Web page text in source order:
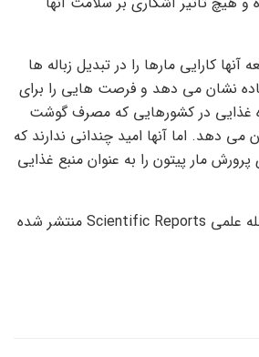
کارایی مارها را در تبدیل زباله ها
نشان می دهد و فرصت هایی را برای
غذایی در کشورهایی که مصرف گوشت
دهد. اما آنها امید چندانی ندارند که
مار پیتون را به عنوان منبع غذایی
نتایج این تحقیق در مجله علمی Scientific Reports منتشر شده